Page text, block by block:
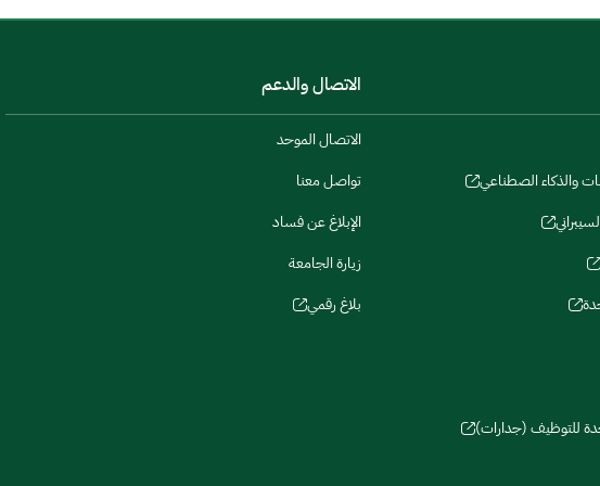
اخبرنا عن
والذكاء الصطناعي
للتوظيف (جدارات)
الاتصال والدعم
الاتصال الموحد
تواصل معنا
الإبلاغ عن فساد
زيارة الجامعة
بلاغ رقمي